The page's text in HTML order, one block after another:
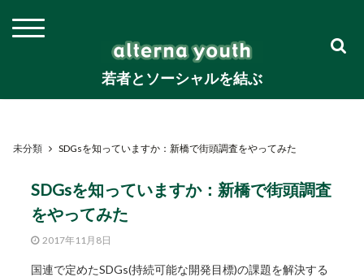
若者とソーシャルを結ぶ
未分類 SDGsを知っていますか：新橋で街頭調査をやってみた
SDGsを知っていますか：新橋で街頭調査
をやってみた
2017年11月8日
国連で定めたSDGs(持続可能な開発目標)の課題を解決する